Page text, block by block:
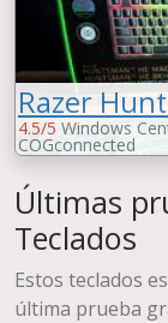
Razer
4.5/5 Windows
COGconnected
4.65/5Mac
Últimas
Teclados
Estos teclados
última prueba